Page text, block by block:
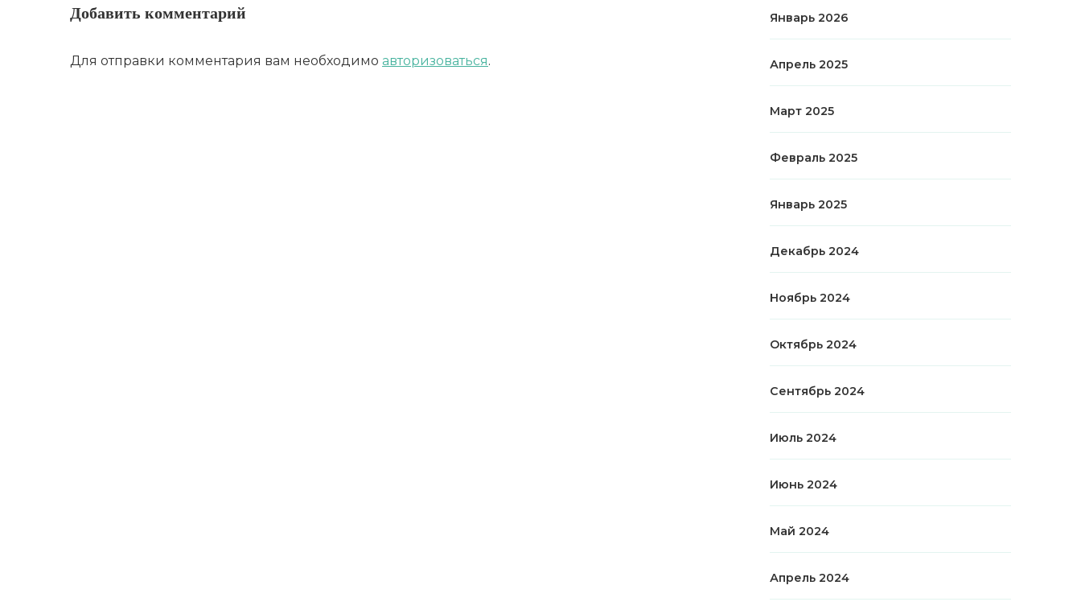
Добавить комментарий
Для отправки комментария вам необходимо авторизоваться.
Январь 2026
Апрель 2025
Март 2025
Февраль 2025
Январь 2025
Декабрь 2024
Ноябрь 2024
Октябрь 2024
Сентябрь 2024
Июль 2024
Июнь 2024
Май 2024
Апрель 2024